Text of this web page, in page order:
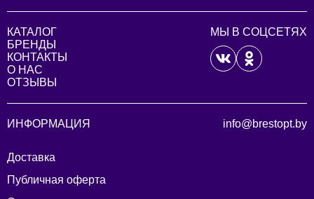
КАТАЛОГ
БРЕНДЫ
КОНТАКТЫ
О НАС
ОТЗЫВЫ
МЫ В СОЦСЕТЯХ
ИНФОРМАЦИЯ
Доставка
Публичная оферта
info@brestopt.by